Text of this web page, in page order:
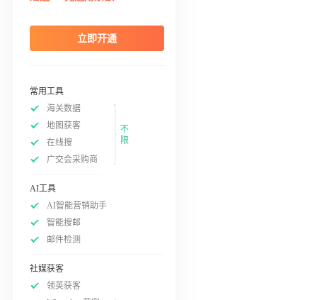
立即开通
常用工具
海关数据
地图获客
在线搜
广交会采购商
不
限
AI工具
AI智能营销助手
智能搜邮
邮件检测
社媒获客
领英获客